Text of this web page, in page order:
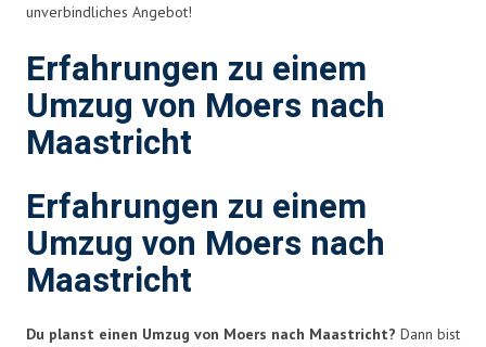
unverbindliches Angebot!
Erfahrungen zu einem
Umzug von Moers nach
Maastricht
Erfahrungen zu einem
Umzug von Moers nach
Maastricht
Du planst einen Umzug von Moers nach Maastricht? Dann bist